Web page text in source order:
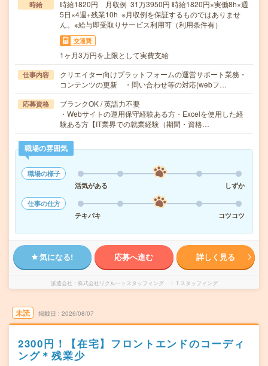
時給
時給1820円 月収例 31万3950円 時給1820円×実働8h×週
5日×4週+残業10h ※月収例を保証するものではありませ
ん。※給与即受取りサービス利用可（利用条件有）
交通費
1ヶ月3万円を上限として実費支給
仕事内容
クリエイター向けプラットフォームの運営サポート業務・
コンテンツの更新 ・問い合わせ等の対応(webフ…
応募資格
ブランクOK / 英語力不要
・Webサイトの運用保守経験ある方・Excelを使用した経
験ある方【IT業界での就業経験（期間・資格…
職場の雰囲気
職場の様子
活気がある
しずか
仕事の仕方
テキパキ
コツコツ
気になる! 応募へ進む 詳しく見る
派遣会社 株式会社リクルートスタッフィング ＩＴスタッフィング
未読 掲載日 2026/08/07
2300円！【在宅】フロントエンドのコーディ
ング＊残業少